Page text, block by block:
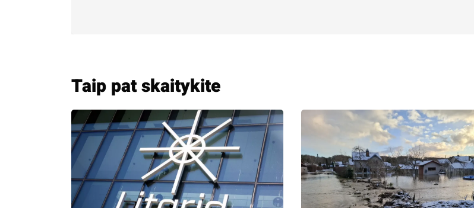
Taip pat skaitykite